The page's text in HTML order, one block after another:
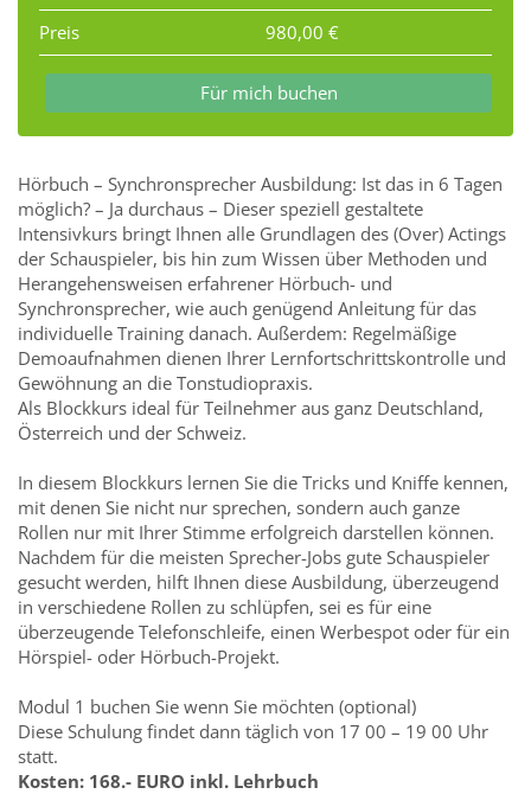
Preis
980,00 €
Für mich buchen
Hörbuch – Synchronsprecher Ausbildung: Ist das in 6 Tagen
möglich? – Ja durchaus – Dieser speziell gestaltete
Intensivkurs bringt Ihnen alle Grundlagen des (Over) Actings
der Schauspieler, bis hin zum Wissen über Methoden und
Herangehensweisen erfahrener Hörbuch- und
Synchronsprecher, wie auch genügend Anleitung für das
individuelle Training danach. Außerdem: Regelmäßige
Demoaufnahmen dienen Ihrer Lernfortschrittskontrolle und
Gewöhnung an die Tonstudiopraxis.
Als Blockkurs ideal für Teilnehmer aus ganz Deutschland,
Österreich und der Schweiz.
In diesem Blockkurs lernen Sie die Tricks und Kniffe kennen,
mit denen Sie nicht nur sprechen, sondern auch ganze
Rollen nur mit Ihrer Stimme erfolgreich darstellen können.
Nachdem für die meisten Sprecher-Jobs gute Schauspieler
gesucht werden, hilft Ihnen diese Ausbildung, überzeugend
in verschiedene Rollen zu schlüpfen, sei es für eine
überzeugende Telefonschleife, einen Werbespot oder für ein
Hörspiel- oder Hörbuch-Projekt.
Modul 1 buchen Sie wenn Sie möchten (optional)
Diese Schulung findet dann täglich von 17 00 – 19 00 Uhr
statt.
Kosten: 168.- EURO inkl. Lehrbuch